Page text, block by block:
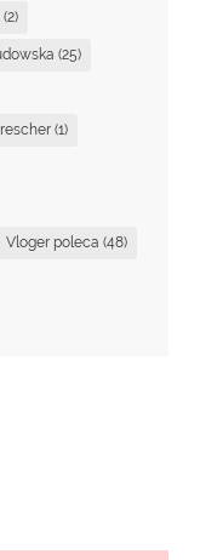
(2)
(25)
(1)
Vloger poleca (48)